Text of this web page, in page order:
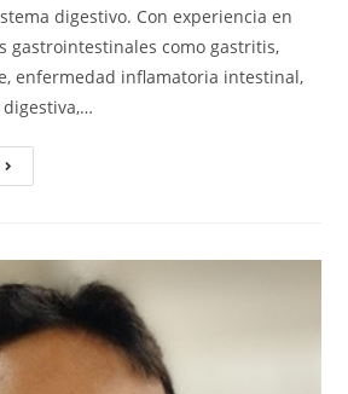
digestivo. Con experiencia en
gastrointestinales como gastritis,
enfermedad inflamatoria intestinal,